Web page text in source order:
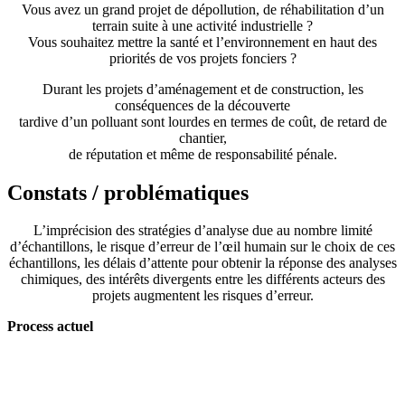
Vous avez un grand projet de dépollution, de réhabilitation d’un
terrain suite à une activité industrielle ?
Vous souhaitez mettre la santé et l’environnement en haut des
priorités de vos projets fonciers ?
Durant les projets d’aménagement et de construction, les
conséquences de la découverte
tardive d’un polluant sont lourdes en termes de coût, de retard de
chantier,
de réputation et même de responsabilité pénale.
Constats / problématiques
L’imprécision des stratégies d’analyse due au nombre limité
d’échantillons, le risque d’erreur de l’œil humain sur le choix de ces
échantillons, les délais d’attente pour obtenir la réponse des analyses
chimiques, des intérêts divergents entre les différents acteurs des
projets augmentent les risques d’erreur.
Process actuel